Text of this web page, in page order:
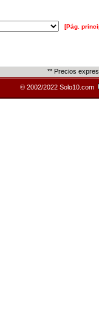
[Pág.
** Precios
© 2002/2022 Solo10.com